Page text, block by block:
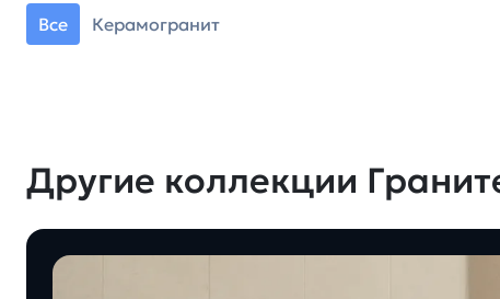
Все Керамогранит
Другие коллекции